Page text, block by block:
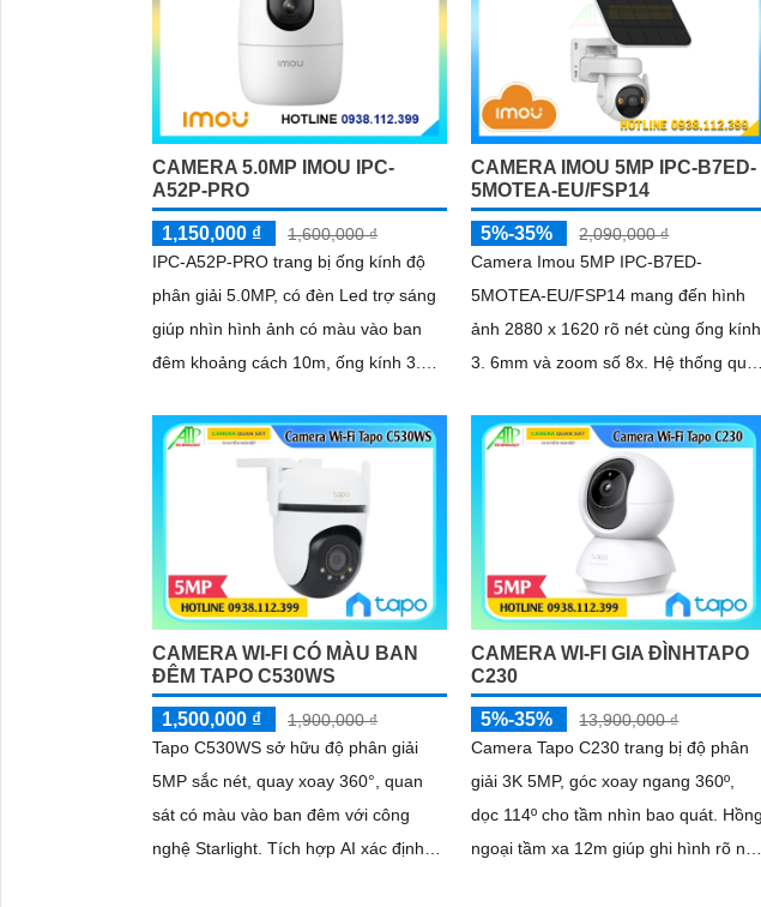
CAMERA 5.0MP IMOU IPC-
A52P-PRO
1,150,000 ₫
1,600,000 ₫
IPC-A52P-PRO trang bị ống kính độ
phân giải 5.0MP, có đèn Led trợ sáng
giúp nhìn hình ảnh có màu vào ban
đêm khoảng cách 10m, ống kính 3.
công...
CAMERA IMOU 5MP IPC-B7ED-
5MOTEA-EU/FSP14
5%-35%
2,090,000 ₫
Camera Imou 5MP IPC-B7ED-
5MOTEA-EU/FSP14 mang đến hình
ảnh 2880 x 1620 rõ nét cùng ống kính
3. 6mm và zoom số 8x. Hệ thống quay
mù
CAMERA WI-FI CÓ MÀU BAN
ĐÊM TAPO C530WS
1,500,000 ₫
1,900,000 ₫
Tapo C530WS sở hữu độ phân giải
5MP sắc nét, quay xoay 360°, quan
sát có màu vào ban đêm với công
nghệ Starlight. Tích hợp AI xác định
CAMERA WI-FI GIA ĐÌNHTAPO
C230
5%-35%
13,900,000 ₫
Camera Tapo C230 trang bị độ phân
giải 3K 5MP, góc xoay ngang 360º,
dọc 114º cho tầm nhìn bao quát. Hồng
ngoại tầm xa 12m giúp ghi hình rõ nét